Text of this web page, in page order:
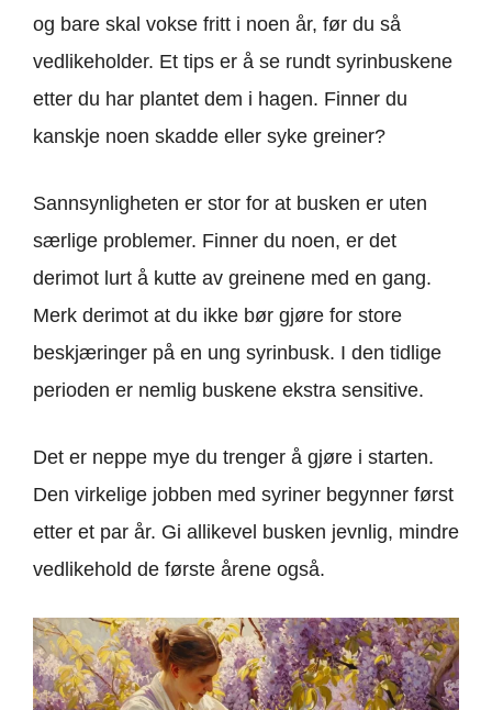
og bare skal vokse fritt i noen år, før du så
vedlikeholder. Et tips er å se rundt syrinbuskene
etter du har plantet dem i hagen. Finner du
kanskje noen skadde eller syke greiner?
Sannsynligheten er stor for at busken er uten
særlige problemer. Finner du noen, er det
derimot lurt å kutte av greinene med en gang.
Merk derimot at du ikke bør gjøre for store
beskjæringer på en ung syrinbusk. I den tidlige
perioden er nemlig buskene ekstra sensitive.
Det er neppe mye du trenger å gjøre i starten.
Den virkelige jobben med syriner begynner først
etter et par år. Gi allikevel busken jevnlig, mindre
vedlikehold de første årene også.